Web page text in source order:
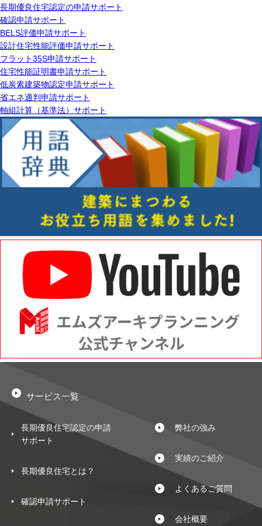
長期優良住宅認定の申請サポート
確認申請サポート
BELS評価申請サポート
設計住宅性能評価申請サポート
フラット35S申請サポート
住宅性能証明書申請サポート
低炭素建築物認定申請サポート
省エネ適判申請サポート
軸組計算（基準法）サポート
サービス一覧
長期優良住宅認定の申請
サポート
長期優良住宅とは？
確認申請サポート
弊社の強み
実績のご紹介
よくあるご質問
会社概要